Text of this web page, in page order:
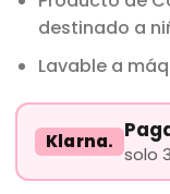
destinado a
Lavable a
Klarna.
solo